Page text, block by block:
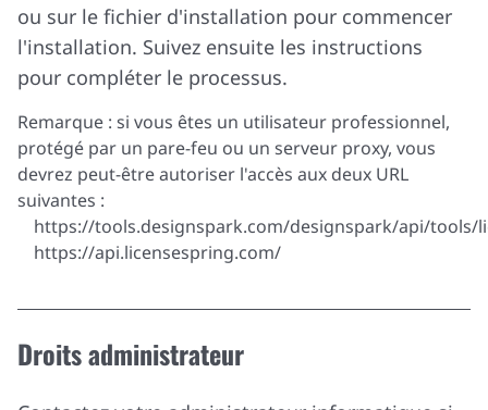
ou sur le fichier d'installation pour commencer
l'installation. Suivez ensuite les instructions
pour compléter le processus.
Remarque : si vous êtes un utilisateur professionnel,
protégé par un pare-feu ou un serveur proxy, vous
devrez peut-être autoriser l'accès aux deux URL
suivantes :
https://tools.designspark.com/designspark/api/tools/
https://api.licensespring.com/
Droits administrateur